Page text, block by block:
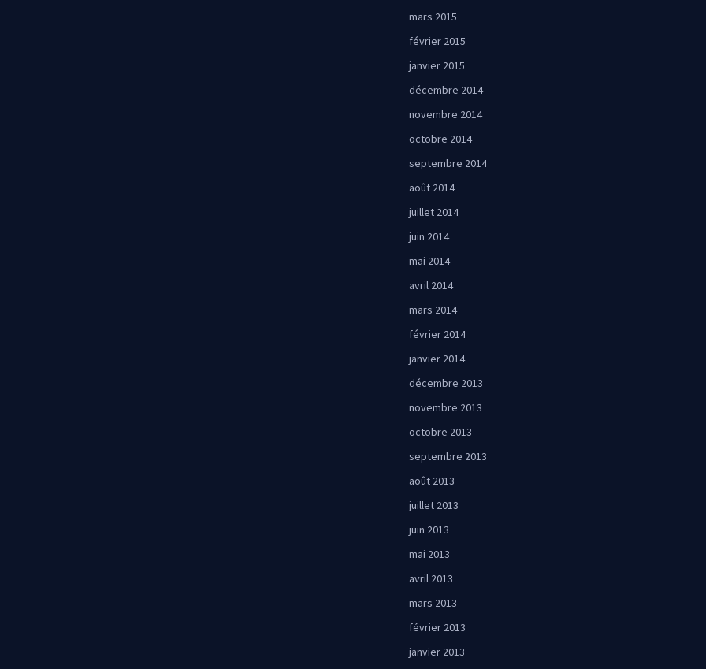
mars 2015
février 2015
janvier 2015
décembre 2014
novembre 2014
octobre 2014
septembre 2014
août 2014
juillet 2014
juin 2014
mai 2014
avril 2014
mars 2014
février 2014
janvier 2014
décembre 2013
novembre 2013
octobre 2013
septembre 2013
août 2013
juillet 2013
juin 2013
mai 2013
avril 2013
mars 2013
février 2013
janvier 2013